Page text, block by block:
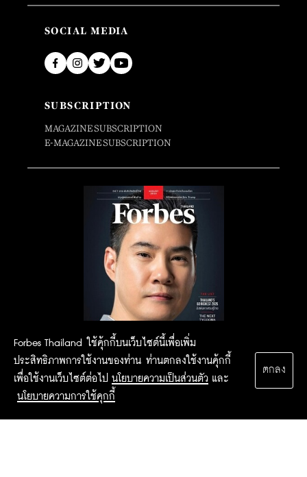
Forbes Thailand ใช้คุ้กกี้บนเว็บไซต์นี้เพื่อเพิ่ม
ประสิทธิภาพการใช้งานของท่าน ท่านตกลงใช้งานคุ้กกี้
เพื่อใช้งานเว็บไซต์ต่อไป นโยบายความเป็นส่วนตัว และ
นโยบายความการใช้คุกกี้
ตกลง
SOCIAL MEDIA
SUBSCRIPTION
MAGAZINE SUBSCRIPTION
E-MAGAZINE SUBSCRIPTION
2015 Forbesthailand.com ALL RIGHTS RESERVED